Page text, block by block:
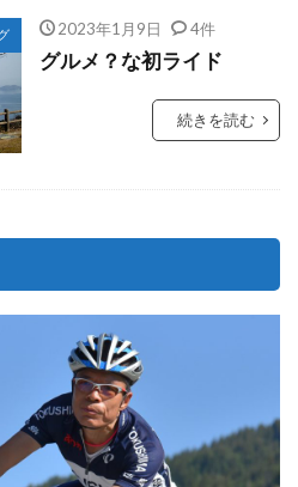
2023年1月9日 4件
グルメ？な初ライド
続きを読む